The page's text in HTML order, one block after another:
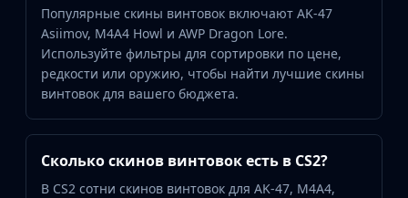
Популярные скины винтовок включают AK-47
Asiimov, M4A4 Howl и AWP Dragon Lore.
Используйте фильтры для сортировки по цене,
редкости или оружию, чтобы найти лучшие скины
винтовок для вашего бюджета.
Сколько скинов винтовок есть в CS2?
В CS2 сотни скинов винтовок для AK-47, M4A4,